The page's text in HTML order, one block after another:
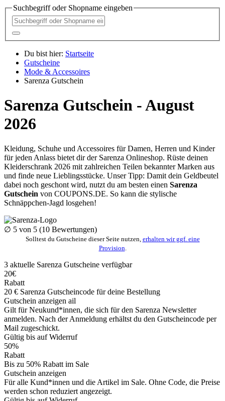
Suchbegriff oder Shopname eingeben
Du bist hier: Startseite
Gutscheine
Mode & Accessoires
Sarenza Gutschein
Sarenza Gutschein - August
2026
Kleidung, Schuhe und Accessoires für Damen, Herren und Kinder
für jeden Anlass bietet dir der Sarenza Onlineshop. Rüste deinen
Kleiderschrank 2026 mit zahlreichen Teilen bekannter Marken aus
und finde neue Lieblingsstücke. Unser Tipp: Damit dein Geldbeutel
dabei noch geschont wird, nutzt du am besten einen Sarenza
Gutschein von COUPONS.DE. So kann die stylische
Schnäppchen-Jagd losgehen!
∅ 5 von 5 (10 Bewertungen)
Solltest du Gutscheine dieser Seite nutzen, erhalten wir ggf. eine
Provision
3 aktuelle Sarenza Gutscheine verfügbar
20€
Rabatt
20 € Sarenza Gutscheincode für deine Bestellung
Gutschein anzeigen ail
Gilt für Neukund*innen, die sich für den Sarenza Newsletter
anmelden. Nach der Anmeldung erhältst du den Gutscheincode per
Mail zugeschickt.
Gültig bis auf Widerruf
50%
Rabatt
Bis zu 50% Rabatt im Sale
Gutschein anzeigen
Für alle Kund*innen und die Artikel im Sale. Ohne Code, die Preise
werden schon reduziert angezeigt.